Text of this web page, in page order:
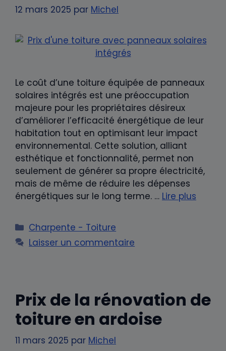
12 mars 2025 par Michel
Le coût d’une toiture équipée de panneaux
solaires intégrés est une préoccupation
majeure pour les propriétaires désireux
d’améliorer l’efficacité énergétique de leur
habitation tout en optimisant leur impact
environnemental. Cette solution, alliant
esthétique et fonctionnalité, permet non
seulement de générer sa propre électricité,
mais de même de réduire les dépenses
énergétiques sur le long terme. … Lire plus
Catégories
Charpente - Toiture
Laisser un commentaire
Prix de la rénovation de
toiture en ardoise
11 mars 2025 par Michel